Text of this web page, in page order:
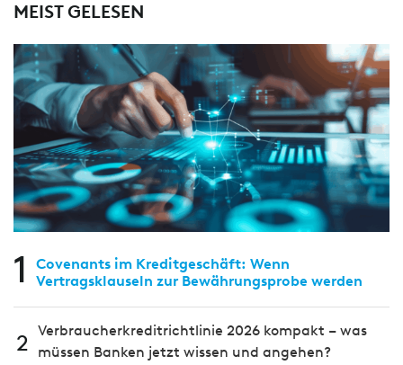
MEIST GELESEN
1
Covenants im Kreditgeschäft: Wenn
Vertragsklauseln zur Bewährungsprobe werden
2 Verbraucherkreditrichtlinie 2026 kompakt – was
müssen Banken jetzt wissen und angehen?